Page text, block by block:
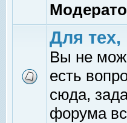
Для тех,
Вы не
есть
сюда,
форума